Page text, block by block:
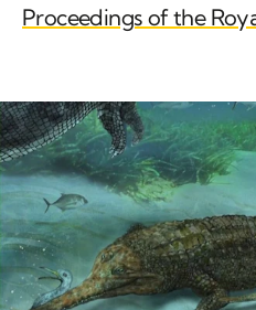
Proceedings of the